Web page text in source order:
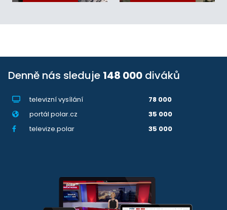
Denně nás sleduje 148 000 diváků
televizní vysílání
78 000
portál polar.cz
35 000
televize.polar
35 000